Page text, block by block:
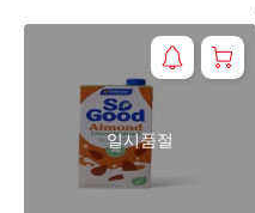
일시품절